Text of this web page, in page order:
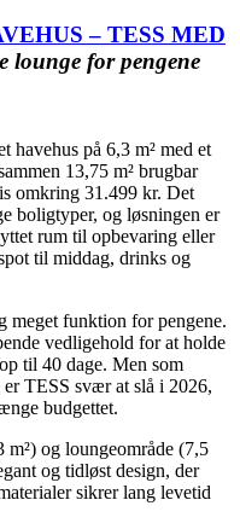
– TESS MED
lounge for pengene
havehus på 6,3 m² med et
13,75 m² brugbar
omkring 31.499 kr. Det
boligtyper, og løsningen er
rum til opbevaring eller
til middag, drinks og
meget funktion for pengene.
vedligehold for at holde
til 40 dage. Men som
TESS svær at slå i 2026,
budgettet.
og loungeområde (7,5
og tidløst design, der
sikrer lang levetid